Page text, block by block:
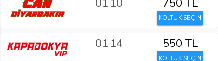
KOLTUK SEÇİN
01:14 550 TL
KOLTUK SEÇİN